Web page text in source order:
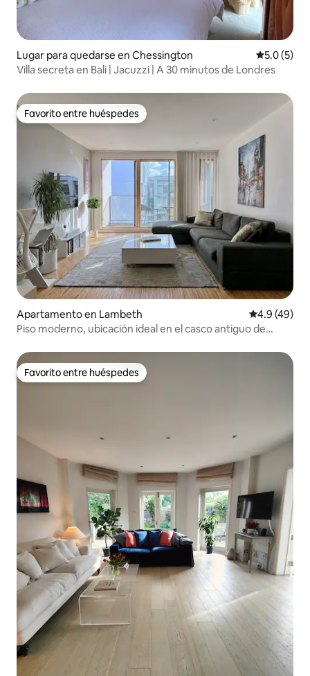
Lugar para quedarse en Chessington
5.0 (5)
Villa secreta en Bali | Jacuzzi | A 30 minutos de Londres
Favorito entre huéspedes
Favorito entre huéspedes
Apartamento en Lambeth Calificación
4.9 (49)
Piso moderno, ubicación ideal en el casco antiguo de
Favorito entre huéspedes
Favorito entre huéspedes